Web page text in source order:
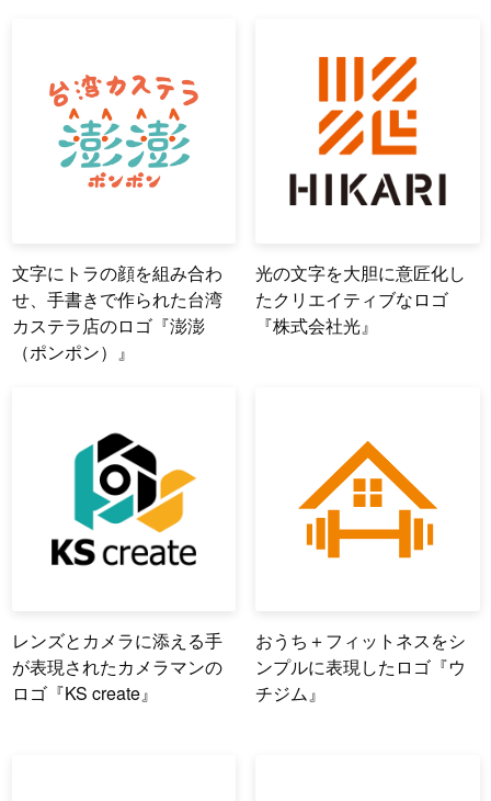
文字にトラの顔を組み合わ
せ、手書きで作られた台湾
カステラ店のロゴ『澎澎
（ポンポン）』
光の文字を大胆に意匠化し
たクリエイティブなロゴ
『株式会社光』
レンズとカメラに添える手
が表現されたカメラマンの
ロゴ『KS create』
おうち＋フィットネスをシ
ンプルに表現したロゴ『ウ
チジム』